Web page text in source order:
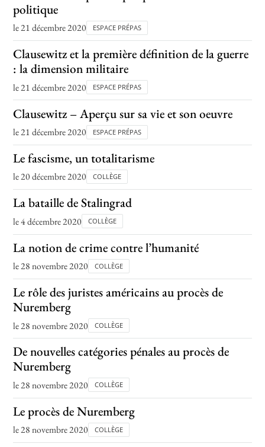
politique
le 21 décembre 2020 ESPACE PRÉPAS
Clausewitz et la première définition de la guerre
: la dimension militaire
le 21 décembre 2020 ESPACE PRÉPAS
Clausewitz – Aperçu sur sa vie et son oeuvre
le 21 décembre 2020 ESPACE PRÉPAS
Le fascisme, un totalitarisme
le 20 décembre 2020 COLLÈGE
La bataille de Stalingrad
le 4 décembre 2020 COLLÈGE
La notion de crime contre l’humanité
le 28 novembre 2020 COLLÈGE
Le rôle des juristes américains au procès de
Nuremberg
le 28 novembre 2020 COLLÈGE
De nouvelles catégories pénales au procès de
Nuremberg
le 28 novembre 2020 COLLÈGE
Le procès de Nuremberg
le 28 novembre 2020 COLLÈGE